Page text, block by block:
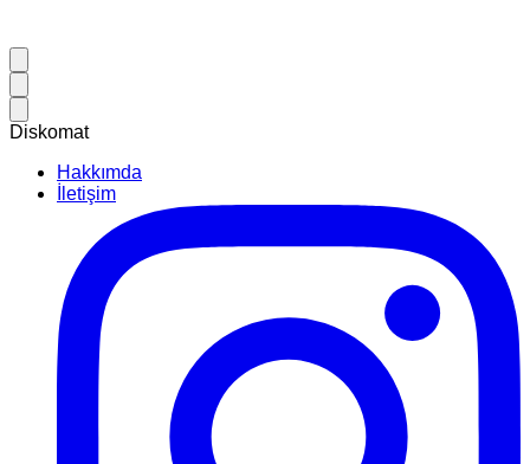
Diskomat
Hakkımda
İletişim